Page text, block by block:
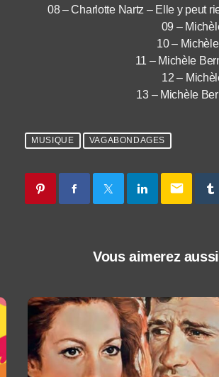
08 – Charlotte Nartz – Elle y peut
09 –
10 –
11 – Michèle
12 –
13 – Michèle
MUSIQUE VAGABONDAGES
email
Vous aimerez aussi